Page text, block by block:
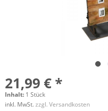
21,99 € *
Inhalt: 1 Stück
inkl. MwSt.zzgl. Versandkosten